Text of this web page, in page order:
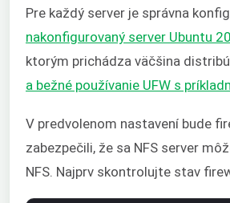
Pre každý server je správna
nakonfigurovaný server Ubuntu
ktorým prichádza väčšina
a bežné používanie UFW s
V predvolenom nastavení bude
zabezpečili, že sa NFS server
NFS. Najprv skontrolujte stav